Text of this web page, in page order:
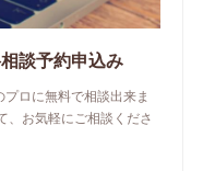
談予約申込み
ロに無料で相談出来ま
、お気軽にご相談くださ